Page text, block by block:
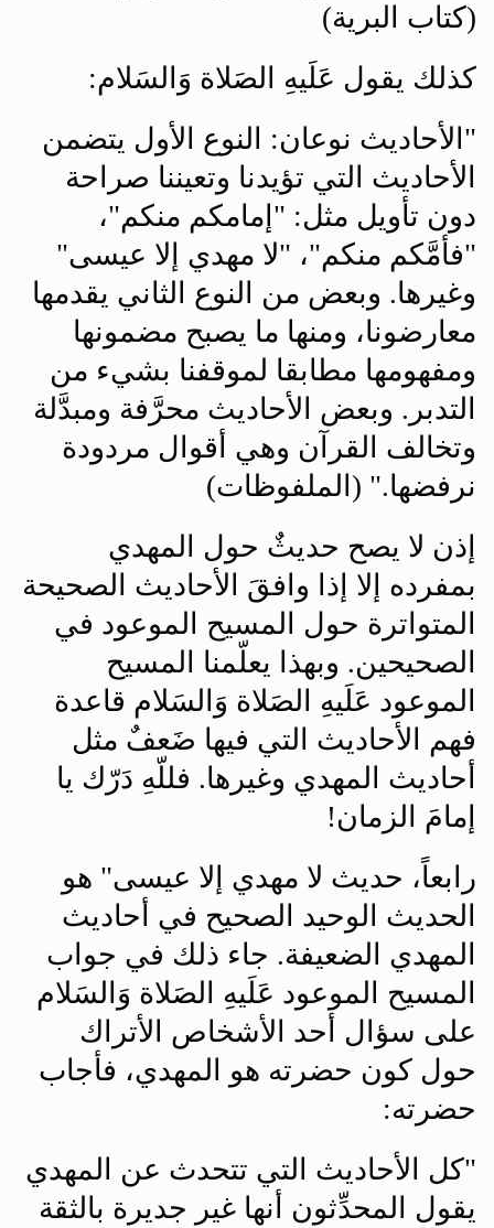
(كتاب البرية)
كذلك يقول عَلَيهِ الصَلاة وَالسَلام:
" الأحاديث نوعان: النوع الأول يتضمن
الأحاديث التي تؤيدنا وتعيننا صراحة
دون تأويل مثل: "إمامكم منكم"،
"فأمَّكم منكم"، "لا مهدي إلا عيسى"
وغيرها. وبعض من النوع الثاني يقدمها
معارضونا، ومنها ما يصبح مضمونها
ومفهومها مطابقا لموقفنا بشيء من
التدبر. وبعض الأحاديث محرَّفة ومبدَّلة
وتخالف القرآن وهي أقوال مردودة
نرفضها." (الملفوظات)
إذن لا يصح حديثٌ حول المهدي
بمفرده إلا إذا وافقَ الأحاديث الصحيحة
المتواترة حول المسيح الموعود في
الصحيحين. وبهذا يعلّمنا المسيح
الموعود عَلَيهِ الصَلاة وَالسَلام قاعدة
فهم الأحاديث التي فيها ضَعفٌ مثل
أحاديث المهدي وغيرها. فللّهِ دَرّك يا
إمامَ الزمان!
رابعاً، حديث لا مهدي إلا عيسى" هو
الحديث الوحيد الصحيح في أحاديث
المهدي الضعيفة. جاء ذلك في جواب
المسيح الموعود عَلَيهِ الصَلاة وَالسَلام
على سؤال أحد الأشخاص الأتراك
حول كون حضرته هو المهدي، فأجاب
حضرته:
"كل الأحاديث التي تتحدث عن المهدي
يقول المحدِّثون أنها غير جديرة بالثقة